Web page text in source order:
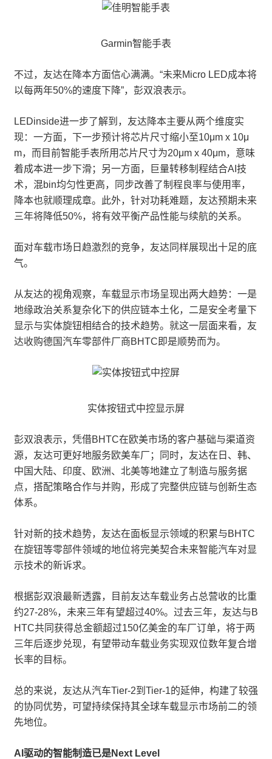
Garmin智能手表
不过，友达在降本方面信心满满。“未来Micro LED成本将
以每两年50%的速度下降”，彭双浪表示。
LEDinside进一步了解到，友达降本主要从两个维度实
现：一方面，下一步预计将芯片尺寸缩小至10μm x 10μ
m，而目前智能手表所用芯片尺寸为20μm x 40μm，意味
着成本进一步下滑；另一方面，巨量转移制程结合AI技
术，混bin均匀性更高，同步改善了制程良率与使用率，
降本也就顺理成章。此外，针对功耗难题，友达预期未来
三年将降低50%，将有效平衡产品性能与续航的关系。
面对车载市场日趋激烈的竞争，友达同样展现出十足的底
气。
从友达的视角观察，车载显示市场呈现出两大趋势：一是
地缘政治关系复杂化下的供应链本土化，二是安全考量下
显示与实体旋钮相结合的技术趋势。就这一层面来看，友
达收购德国汽车零部件厂商BHTC即是顺势而为。
实体按钮式中控显示屏
彭双浪表示，凭借BHTC在欧美市场的客户基础与渠道资
源，友达可更好地服务欧美车厂；同时，友达在日、韩、
中国大陆、印度、欧洲、北美等地建立了制造与服务据
点，搭配策略合作与并购，形成了完整供应链与创新生态
体系。
针对新的技术趋势，友达在面板显示领域的积累与BHTC
在旋钮等零部件领域的地位将完美契合未来智能汽车对显
示技术的新诉求。
根据彭双浪最新透露，目前友达车载业务占总营收的比重
约27-28%，未来三年有望超过40%。过去三年，友达与B
HTC共同获得总金额超过150亿美金的车厂订单，将于两
三年后逐步兑现，有望带动车载业务实现双位数年复合增
长率的目标。
总的来说，友达从汽车Tier-2到Tier-1的延伸，构建了较强
的协同优势，可望持续保持其全球车载显示市场前二的领
先地位。
AI驱动的智能制造已是Next Level